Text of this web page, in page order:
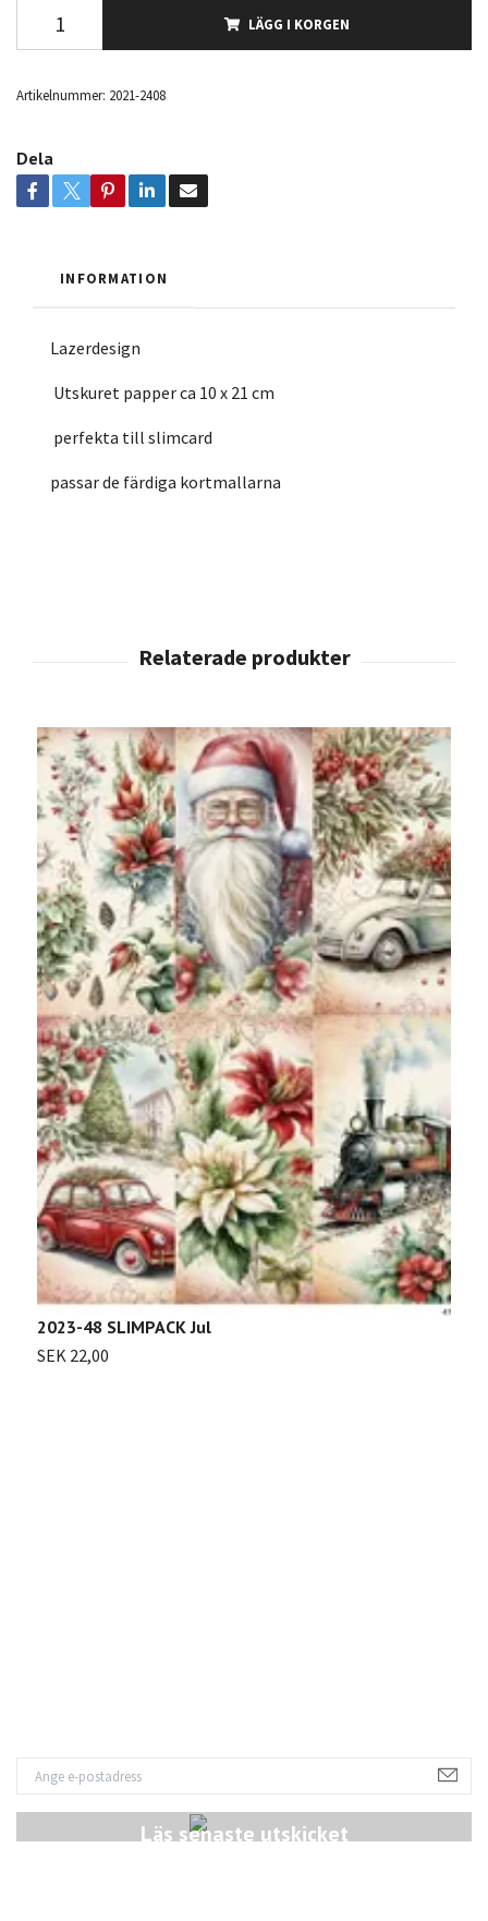
Läs senaste utskicket
LÄGG I KORGEN
Artikelnummer: 2021-2408
Dela
INFORMATION
Lazerdesign
Utskuret papper ca 10 x 21 cm
perfekta till slimcard
passar de färdiga kortmallarna
2023-48 SLIMPACK Jul
SEK 22,00